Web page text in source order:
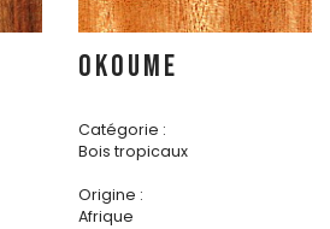
OKOUME
Catégorie :
Bois tropicaux
Origine :
Afrique